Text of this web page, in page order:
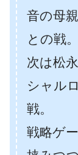
音の母
との戦。
次は松
シャル
戦。
戦略ゲ